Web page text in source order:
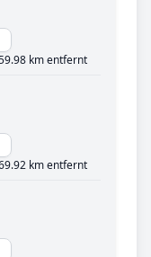
km entfernt
km entfernt